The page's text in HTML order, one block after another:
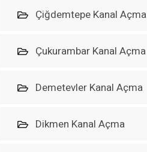
Çiğdemtepe Kanal Açma
Çukurambar Kanal Açma
Demetevler Kanal Açma
Dikmen Kanal Açma